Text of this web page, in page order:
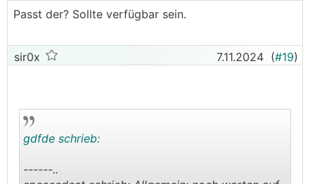
Passt der? Sollte verfügbar sein.
sir0x 7.11.2024 (#19)
gdfde schrieb:
------..